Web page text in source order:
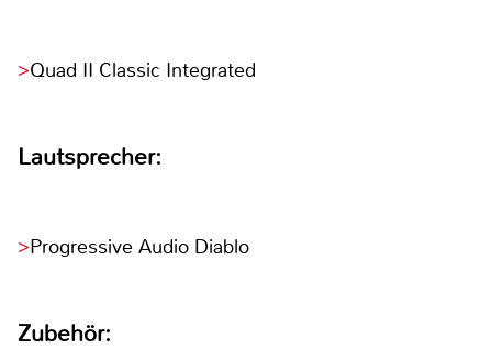
Quad II Classic Integrated
Lautsprecher:
Progressive Audio Diablo
Zubehör: